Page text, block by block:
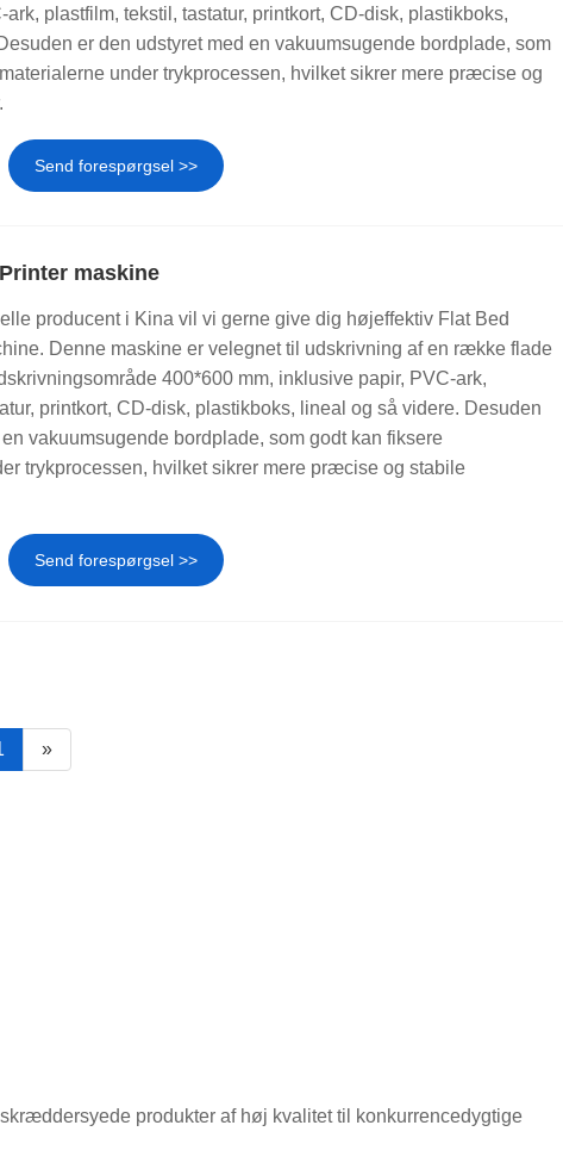
til at hjælpe dig med at opnå højere produktionskvalitet og
plastfilm, tekstil, tastatur, printkort, CD-disk, plastikboks,
er den udstyret med en vakuumsugende bordplade, som
under trykprocessen, hvilket sikrer mere præcise og
Send forespørgsel >>
maskine
producent i Kina vil vi gerne give dig højeffektiv Flat Bed
Denne maskine er velegnet til udskrivning af en række flade
400*600 mm, inklusive papir, PVC-ark,
printkort, CD-disk, plastikboks, lineal og så videre. Desuden
vakuumsugende bordplade, som godt kan fiksere
trykprocessen, hvilket sikrer mere præcise og stabile
Send forespørgsel >>
»
produkter af høj kvalitet til konkurrencedygtige